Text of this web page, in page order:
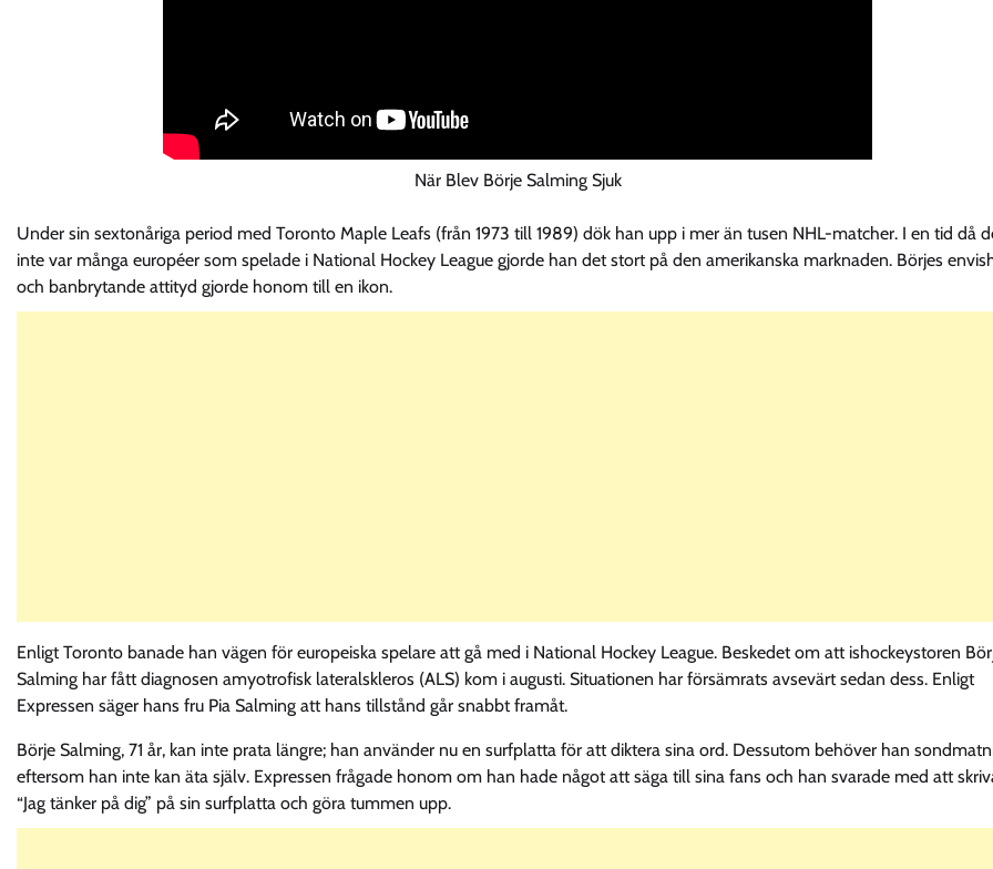
När Blev Börje Salming Sjuk
Under sin sextonåriga period med Toronto Maple Leafs (från 1973 till 1989) dök han upp i mer än tusen NHL-matcher. I en tid då
inte var många européer som spelade i National Hockey League gjorde han det stort på den amerikanska marknaden. Börjes
och banbrytande attityd gjorde honom till en ikon.
Enligt Toronto banade han vägen för europeiska spelare att gå med i National Hockey League. Beskedet om att ishockeystoren
Salming har fått diagnosen amyotrofisk lateralskleros (ALS) kom i augusti. Situationen har försämrats avsevärt sedan dess. Enligt
Expressen säger hans fru Pia Salming att hans tillstånd går snabbt framåt.
Börje Salming, 71 år, kan inte prata längre; han använder nu en surfplatta för att diktera sina ord. Dessutom behöver han
eftersom han inte kan äta själv. Expressen frågade honom om han hade något att säga till sina fans och han svarade med att
“Jag tänker på dig” på sin surfplatta och göra tummen upp.